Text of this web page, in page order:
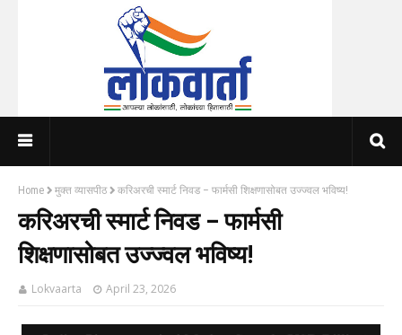
Home मुक्त व्यासपीठ करिअरची स्मार्ट निवड – फार्मसी शिक्षणासोबत उज्ज्वल भविष्य!
करिअरची स्मार्ट निवड – फार्मसी
शिक्षणासोबत उज्ज्वल भविष्य!
Lokvaarta April 23, 2026